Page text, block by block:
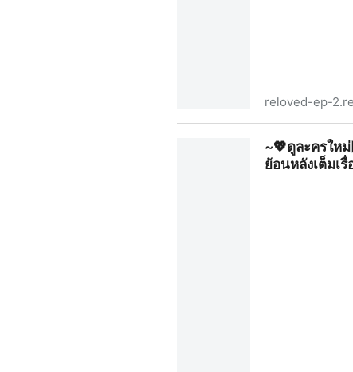
reloved-ep-
~💖ดูละครให
ย้อนหลังเต็มเ